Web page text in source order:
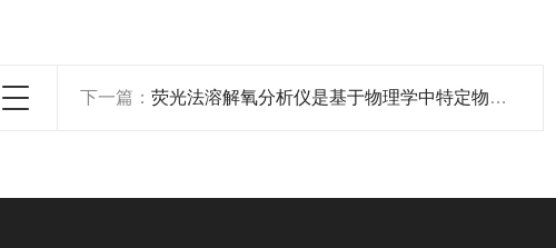
下一篇：荧光法溶解氧分析仪是基于物理学中特定物质对活性荧光的猝熄原理